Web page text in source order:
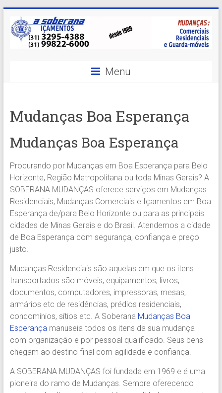
content
A
MELHOR
em
Içamentos
em
BH
e
Região.
Segurança,
Agilidade
Confiança.
31.2510-
Içamento.
Içamento
é
com
Menu
Mudanças Boa Esperança
Mudanças Boa Esperança
Procurando por Mudanças em Boa Esperança para Belo
Horizonte, Região Metropolitana ou toda Minas Gerais? A
SOBERANA MUDANÇAS oferece serviços em Mudanças
Residenciais, Mudanças Comerciais e Içamentos em Boa
Esperança de/para Belo Horizonte ou para as principais
cidades de Minas Gerais e do Brasil. Atendemos a cidade
de Boa Esperança com segurança, confiança e preço
justo.
Mudanças Residenciais são aquelas em que os itens
transportados são móveis, equipamentos, livros,
documentos, computadores, impressoras, mesas,
armários etc de residências, prédios residenciais,
condomínios, sítios etc. A Soberana Mudanças Boa
Esperançamanuseia todos os itens da sua mudança
com organização e por pessoal qualificado. Seus bens
chegam ao destino final com agilidade e confiança.
A SOBERANA MUDANÇAS foi fundada em 1969 e é uma
pioneira do ramo de Mudanças. Sempre oferecendo